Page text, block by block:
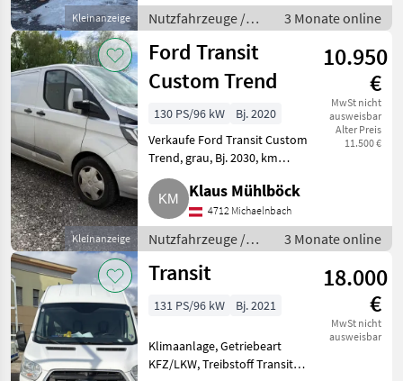
Kleinanzeige
Nutzfahrzeuge /
Lastwagen (LKW)
3 Monate online
Kleinanzeige
Ford Transit
Custom Trend
10.950
€
MwSt nicht
ausweisbar
Alter Preis
11.500 €
130 PS/96 kW
Bj. 2020
Verkaufe Ford Transit Custom
Trend, grau, Bj. 2030, km
206.000. Nutzfahrzeuge
Lastwagen (LKW)
Klaus Mühlböck
4712 Michaelnbach
Nutzfahrzeuge /
Lastwagen (LKW)
3 Monate online
Transit
18.000
€
MwSt nicht
ausweisbar
131 PS/96 kW Bj. 2021
Klimaanlage, Getriebeart
KFZ/LKW, Treibstoff Transit